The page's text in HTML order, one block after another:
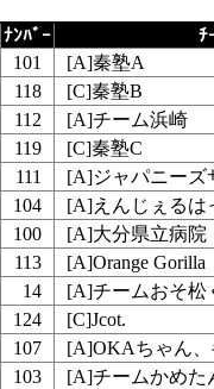
ﾅﾝﾊﾞｰ ﾁ
101
[A]秦塾A
118
[C]秦塾B
112
[A]チーム浜崎
119
[C]秦塾C
111
[A]ジャパニーズ
104
[A]えんじぇるは
100
[A]大分県立病
113
[A]Orange Gorilla
14
[A]チームおそ松
124
[C]Jcot.
107
[A]OKAちゃん
103
[A]チームかめた